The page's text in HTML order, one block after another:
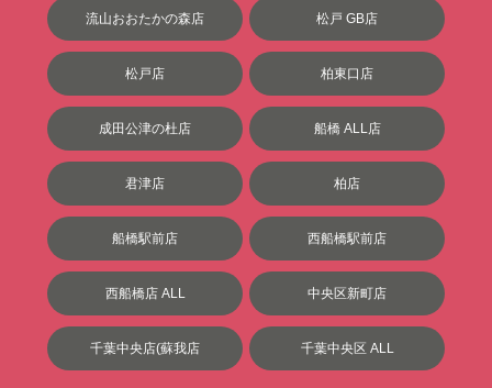
流山おおたかの森店 松戸 GB店
松戸店 柏東口店
成田公津の杜店 船橋 ALL店
君津店 柏店
船橋駅前店 西船橋駅前店
西船橋店 ALL 中央区新町店
千葉中央店(蘇我店 千葉中央区 ALL